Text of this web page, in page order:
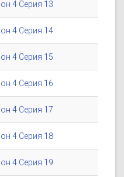
4 Серия 13
4 Серия 14
4 Серия 15
4 Серия 16
4 Серия 17
4 Серия 18
4 Серия 19